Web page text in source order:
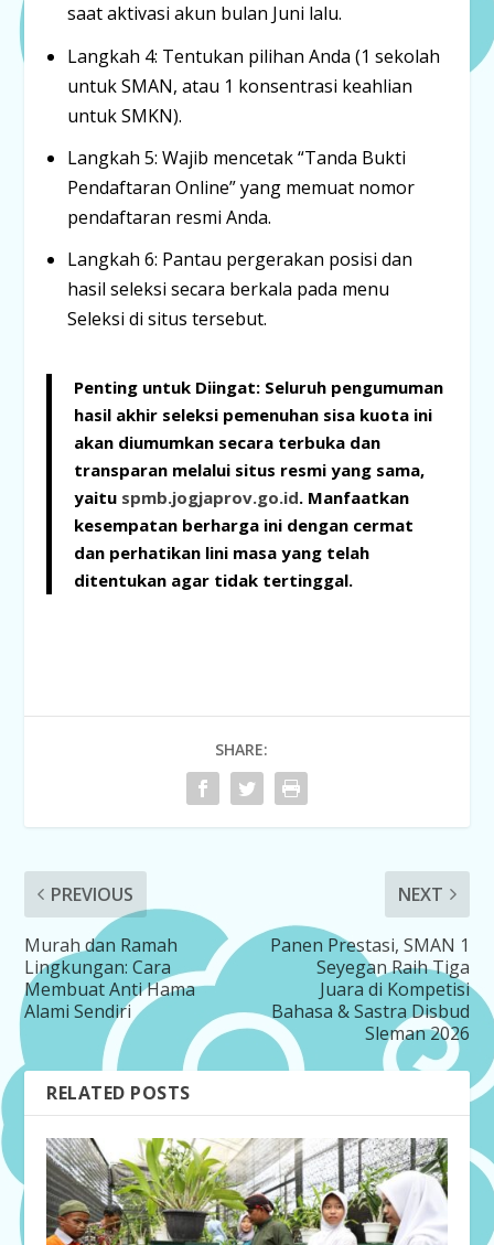
saat aktivasi akun bulan Juni lalu.
Langkah 4: Tentukan pilihan Anda (1 sekolah
untuk SMAN, atau 1 konsentrasi keahlian
untuk SMKN).
Langkah 5: Wajib mencetak“Tanda Bukti
Pendaftaran Online”yang memuat nomor
pendaftaran resmi Anda.
Langkah 6: Pantau pergerakan posisi dan
hasil seleksi secara berkala pada menu
Seleksi di situs tersebut.
Penting untuk Diingat: Seluruh pengumuman
hasil akhir seleksi pemenuhan sisa kuota ini
akan diumumkan secara terbuka dan
transparan melalui situs resmi yang sama,
yaitu spmb.jogjaprov.go.id. Manfaatkan
kesempatan berharga ini dengan cermat
dan perhatikan lini masa yang telah
ditentukan agar tidak tertinggal.
SHARE:
PREVIOUS
Murah dan Ramah
Lingkungan: Cara
Membuat Anti Hama
Alami Sendiri
NEXT
Panen Prestasi, SMAN 1
Seyegan Raih Tiga
Juara di Kompetisi
Bahasa & Sastra Disbud
Sleman 2026
RELATED POSTS